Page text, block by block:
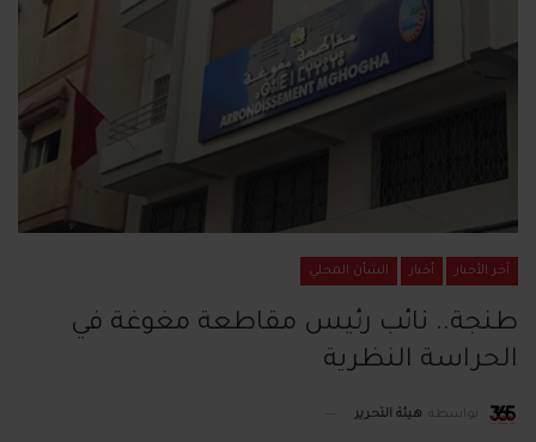
آخر الأخبار أخبار الشأن المحلي
طنجة.. نائب رئيس مقاطعة مغوغة في
الحراسة النظرية
بواسطة هيئة التحرير